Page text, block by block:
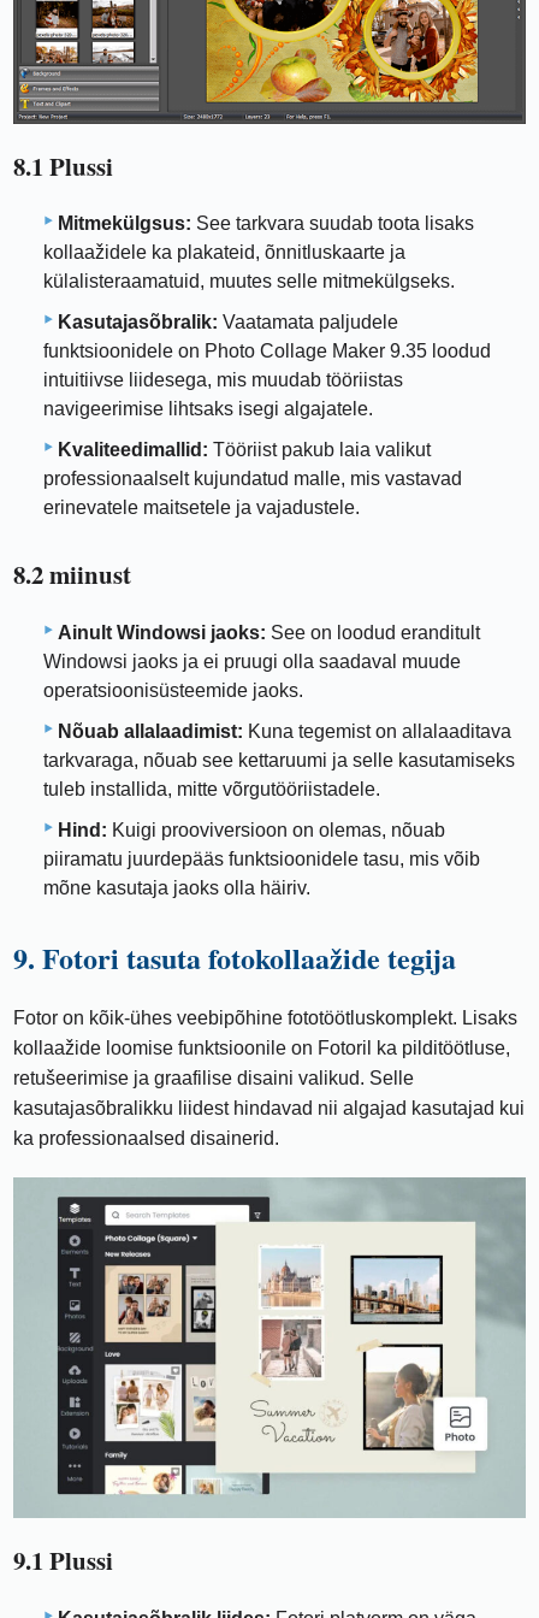
8.1 Plussi
Mitmekülgsus: See tarkvara suudab toota lisaks
kollaažidele ka plakateid, õnnitluskaarte ja
külalisteraamatuid, muutes selle mitmekülgseks.
Kasutajasõbralik: Vaatamata paljudele
funktsioonidele on Photo Collage Maker 9.35 loodud
intuitiivse liidesega, mis muudab tööriistas
navigeerimise lihtsaks isegi algajatele.
Kvaliteedimallid: Tööriist pakub laia valikut
professionaalselt kujundatud malle, mis vastavad
erinevatele maitsetele ja vajadustele.
8.2 miinust
Ainult Windowsi jaoks: See on loodud eranditult
Windowsi jaoks ja ei pruugi olla saadaval muude
operatsioonisüsteemide jaoks.
Nõuab allalaadimist: Kuna tegemist on allalaaditava
tarkvaraga, nõuab see kettaruumi ja selle kasutamiseks
tuleb installida, mitte võrgutööriistadele.
Hind: Kuigi prooviversioon on olemas, nõuab
piiramatu juurdepääs funktsioonidele tasu, mis võib
mõne kasutaja jaoks olla häiriv.
9. Fotori tasuta fotokollaažide tegija
Fotor on kõik-ühes veebipõhine fototöötluskomplekt. Lisaks
kollaažide loomise funktsioonile on Fotoril ka pilditöötluse,
retušeerimise ja graafilise disaini valikud. Selle
kasutajasõbralikku liidest hindavad nii algajad kasutajad kui
ka professionaalsed disainerid.
9.1 Plussi